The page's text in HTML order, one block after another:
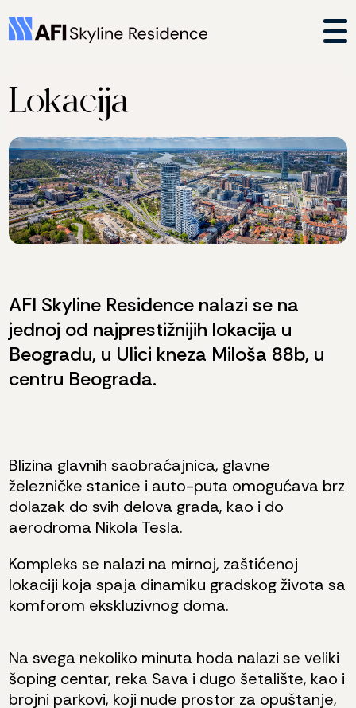
Lokacija
AFI Skyline Residence nalazi se na
jednoj od najprestižnijih lokacija u
Beogradu, u Ulici kneza Miloša 88b, u
centru Beograda.
Blizina glavnih saobraćajnica, glavne
železničke stanice i auto-puta omogućava brz
dolazak do svih delova grada, kao i do
aerodroma Nikola Tesla.
Kompleks se nalazi na mirnoj, zaštićenoj
lokaciji koja spaja dinamiku gradskog života sa
komforom ekskluzivnog doma.
Na svega nekoliko minuta hoda nalazi se veliki
šoping centar, reka Sava i dugo šetalište, kao i
brojni parkovi, koji nude prostor za opuštanje,